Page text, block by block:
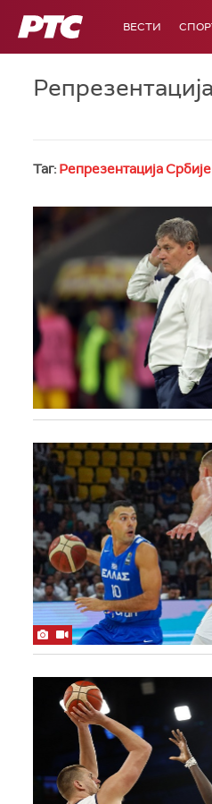
РТС ВЕСТИ
Таг: Репрезентација Србије